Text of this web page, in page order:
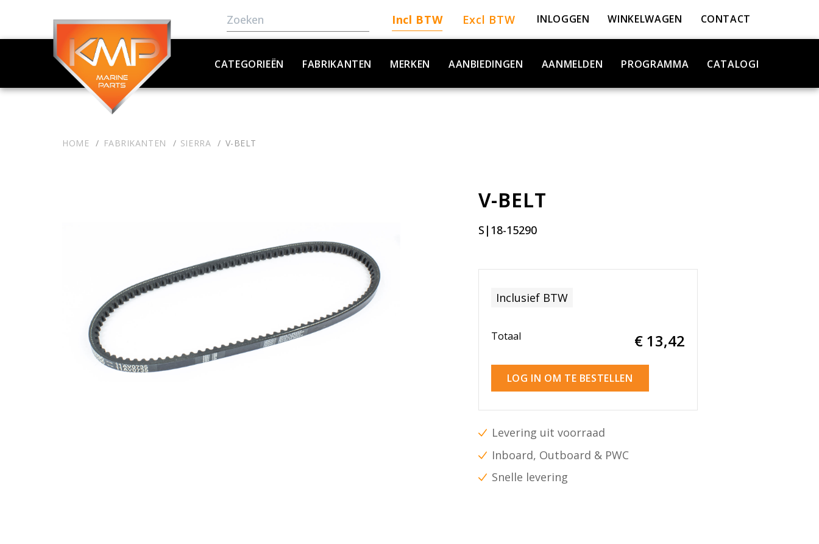
Incl BTW Excl BTW INLOGGEN WINKELWAGEN CONTACT
CATEGORIEËN FABRIKANTEN MERKEN AANBIEDINGEN AANMELDEN PROGRAMMA CATALOGI
HOME FABRIKANTEN SIERRA V-BELT
V-BELT
S|18-15290
Inclusief BTW
Totaal € 13,42
LOG IN OM TE BESTELLEN
Levering uit voorraad
Inboard, Outboard & PWC
Snelle levering